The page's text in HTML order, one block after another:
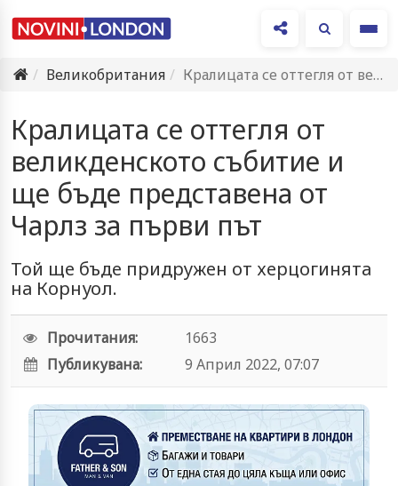
Великобритания
Кралицата се оттегля от великденското събитие и ще бъде представена…
Кралицата се оттегля от
великденското събитие и
ще бъде представена от
Чарлз за първи път
Той ще бъде придружен от херцогинята
на Корнуол.
Прочитания:
1663
Публикувана:
9 Април 2022, 07:07